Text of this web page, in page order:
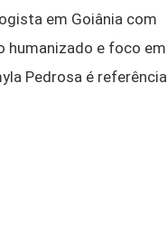
em Goiânia com
humanizado e foco em
Pedrosa é referência